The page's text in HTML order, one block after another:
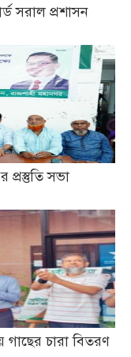
সরাল প্রশাসন
সভা
গাছের চারা বিতরণ